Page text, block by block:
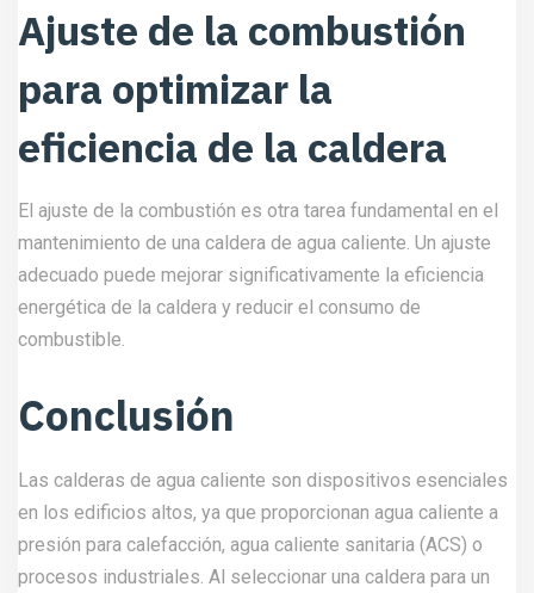
Las calderas de agua caliente son dispositivos esenciales
en los edificios altos, ya que proporcionan agua caliente a
presión para calefacción, agua caliente sanitaria (ACS) o
procesos industriales. Al seleccionar una caldera para un
edificio alto, es importante considerar factores como la
la instalación y el mantenimiento de la caldera deben ser
realizados por técnicos cualificados y experimentados para
garantizar su correcto funcionamiento y prolongar su vida
útil.
fundamental para los edificios altos en términos de
proporcionar agua caliente y calefacción. Por lo tanto, elegir
regularmente son factores críticos para garantizar su
eficiencia y seguridad. Esperamos que este artículo haya
sido útil para comprender las características y